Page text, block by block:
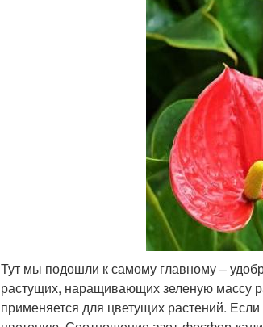
Тут мы подошли к самому главному –
растущих, наращивающих зеленую массу
применяется для цветущих растений.